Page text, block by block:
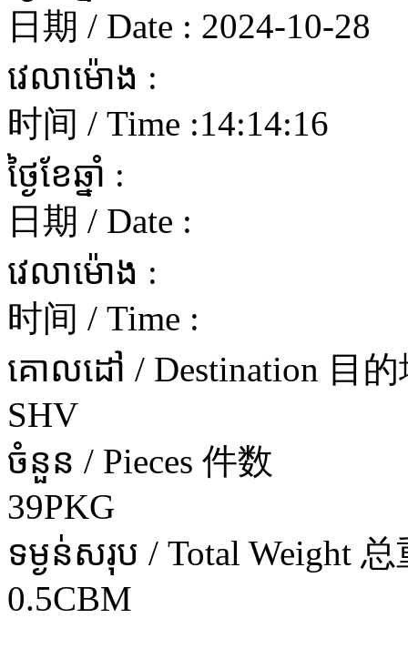
日期 / Date : 2024-10-28
វេលាម៉ោង :
时间 / Time :14:14:16
ថ្ងៃខែឆ្នាំ :
日期 / Date :
វេលាម៉ោង :
时间 / Time :
គោលដៅ / Destination 目的
SHV
ចំនួន / Pieces 件数
39PKG
ទម្ងន់សរុប / Total Weight 总
0.5CBM